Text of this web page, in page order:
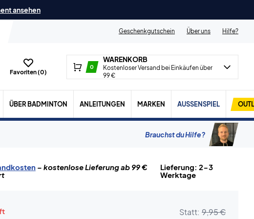
ansehen
Geschenkgutschein
Über uns Hilfe?
Favoriten (0)
0
WARENKORB
Kostenloser Versand bei Einkäufen über
99 €
ÜBER BADMINTON ANLEITUNGEN MARKEN AUSSENSPIEL
Brauchst du Hilfe?
– kostenlose Lieferung ab 99 €
Lieferung: 2-3
Werktage
Statt: 9,95 €